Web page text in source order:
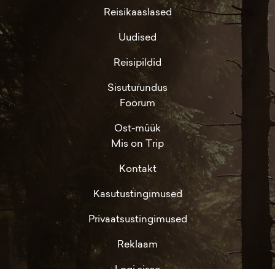
Reisikaaslased
Uudised
Reisipildid
Sisuturundus
Foorum
Ost-müük
Mis on Trip
Kontakt
Kasutustingimused
Privaatsustingimused
Reklaam